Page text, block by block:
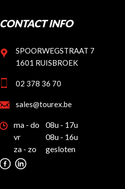
CONTACT INFO
SPOORWEGSTRAAT 7
1601 RUISBROEK
02 378 36 70
sales@tourex.be
ma - do
08u - 17u
vr
08u - 16u
za - zo
gesloten